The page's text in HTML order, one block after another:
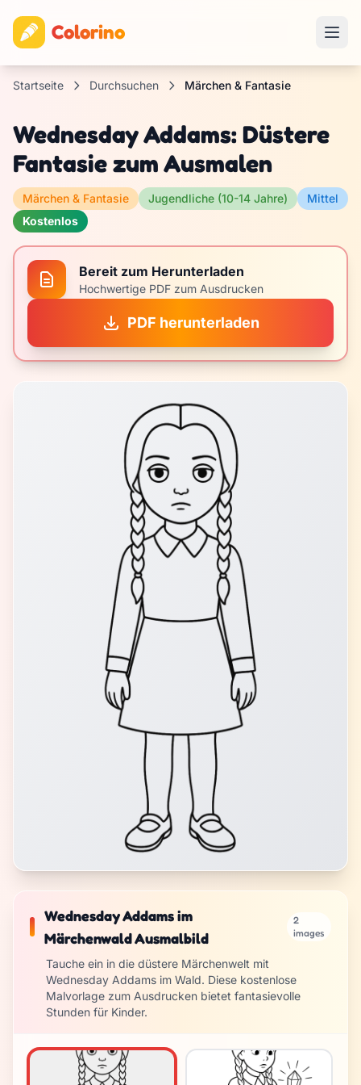
Colorino
Startseite Durchsuchen Märchen & Fantasie
Wednesday Addams: Düstere
Fantasie zum Ausmalen
Märchen & Fantasie Jugendliche (10-14 Jahre)
Mittel
Kostenlos
Bereit zum Herunterladen
Hochwertige PDF zum Ausdrucken
PDF herunterladen
Wednesday Addams im
Märchenwald Ausmalbild
2
images
Tauche ein in die düstere Märchenwelt mit
Wednesday Addams im Wald. Diese kostenlose
Malvorlage zum Ausdrucken bietet fantasievolle
Stunden für Kinder.